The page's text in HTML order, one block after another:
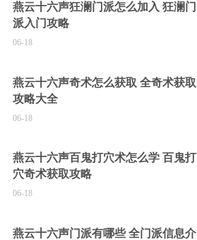
燕云十六声狂澜门派怎么加入 狂澜门
派入门攻略
06-18
燕云十六声奇术怎么获取 全奇术获取
攻略大全
06-18
燕云十六声百鬼打穴术怎么学 百鬼打
穴奇术获取攻略
06-18
燕云十六声门派有哪些 全门派信息介